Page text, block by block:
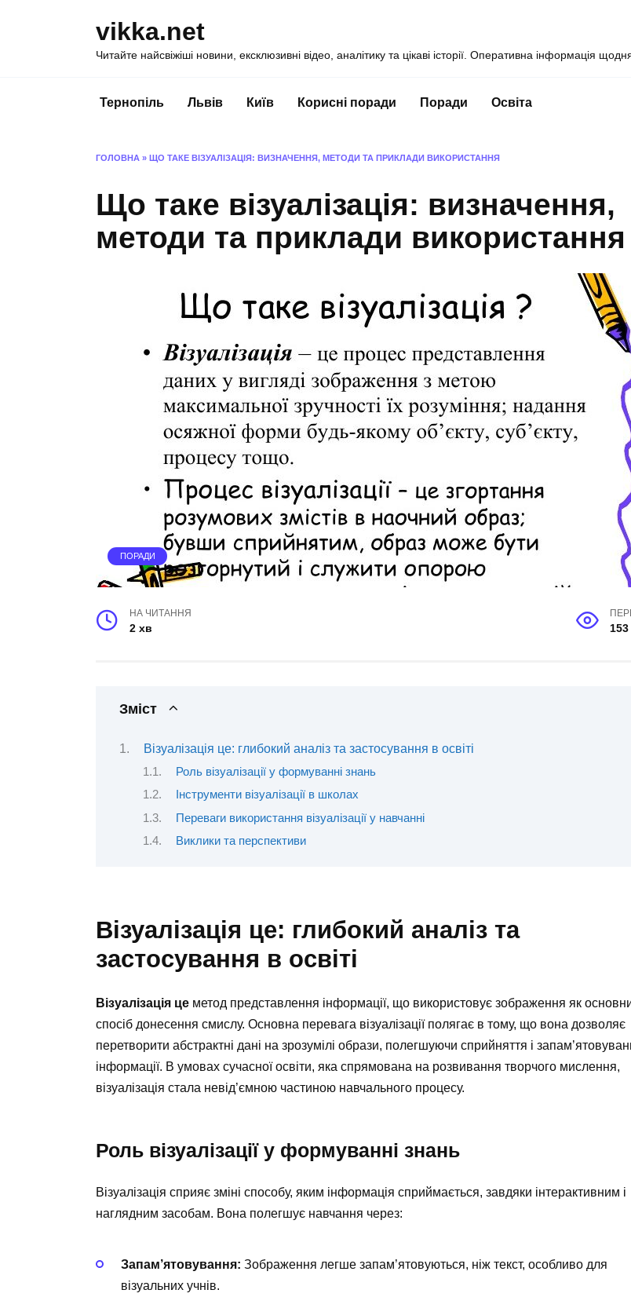
vikka.net
Читайте найсвіжіші новини, ексклюзивні відео, аналітику та цікаві історії. Оперативна інформація
Тернопіль Львів Київ Корисні поради Поради Освіта
ГОЛОВНА » ЩО ТАКЕ ВІЗУАЛІЗАЦІЯ: ВИЗНАЧЕННЯ, МЕТОДИ ТА ПРИКЛАДИ ВИКОРИСТАННЯ
Що таке візуалізація: визначення,
методи та приклади використання
ПОРАДИ
НА ЧИТАННЯ
2 хв 153
Зміст
Візуалізація це: глибокий аналіз та застосування в освіті
Роль візуалізації у формуванні знань
Інструменти візуалізації в школах
Переваги використання візуалізації у навчанні
Виклики та перспективи
Візуалізація це: глибокий аналіз та
застосування в освіті
Візуалізація це метод представлення інформації, що використовує зображення як
спосіб донесення смислу. Основна перевага візуалізації полягає в тому, що вона дозволяє
перетворити абстрактні дані на зрозумілі образи, полегшуючи сприйняття і
інформації. В умовах сучасної освіти, яка спрямована на розвивання творчого мислення,
візуалізація стала невід’ємною частиною навчального процесу.
Роль візуалізації у формуванні знань
Візуалізація сприяє зміні способу, яким інформація сприймається, завдяки інтерактивним і
наглядним засобам. Вона полегшує навчання через:
Запам’ятовування: Зображення легше запам’ятовуються, ніж текст, особливо для
візуальних учнів.